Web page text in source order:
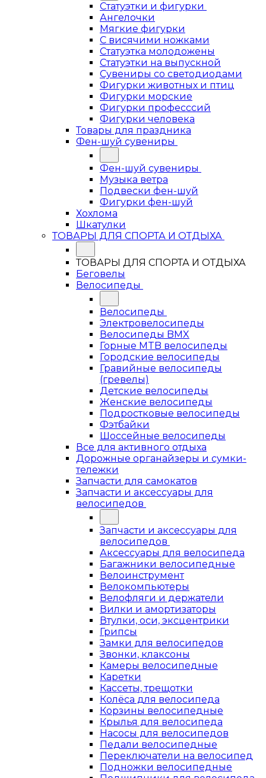
Статуэтки и фигурки
Ангелочки
Мягкие фигурки
С висячими ножками
Статуэтка молодожены
Статуэтки на выпускной
Сувениры со светодиодами
Фигурки животных и птиц
Фигурки морские
Фигурки професссий
Фигурки человека
Товары для праздника
Фен-шуй сувениры
Фен-шуй сувениры
Музыка ветра
Подвески фен-шуй
Фигурки фен-шуй
Хохлома
Шкатулки
ТОВАРЫ ДЛЯ СПОРТА И ОТДЫХА
ТОВАРЫ ДЛЯ СПОРТА И ОТДЫХА
Беговелы
Велосипеды
Велосипеды
Электровелосипеды
Велосипеды BMX
Горные MTB велосипеды
Городские велосипеды
Гравийные велосипеды
(гревелы)
Детские велосипеды
Женские велосипеды
Подростковые велосипеды
Фэтбайки
Шоссейные велосипеды
Все для активного отдыха
Дорожные органайзеры и сумки-
тележки
Запчасти для самокатов
Запчасти и аксессуары для
велосипедов
Запчасти и аксессуары для
велосипедов
Аксессуары для велосипеда
Багажники велосипедные
Велоинструмент
Велокомпьютеры
Велофляги и держатели
Вилки и амортизаторы
Втулки, оси, эксцентрики
Грипсы
Замки для велосипедов
Звонки, клаксоны
Камеры велосипедные
Каретки
Кассеты, трещотки
Колёса для велосипеда
Корзины велосипедные
Крылья для велосипеда
Насосы для велосипедов
Педали велосипедные
Переключатели на велосипед
Подножки велосипедные